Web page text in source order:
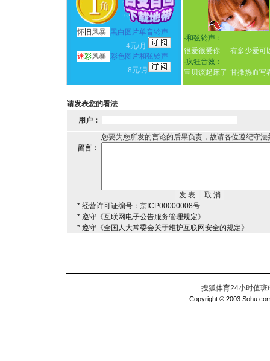
怀 旧 风暴
黑白图片单音铃声
4元/月
迷彩风暴 彩色图片和弦铃声
8元/月
·和弦铃声：
很爱很爱你
有多少爱可
·疯狂音效：
宝贝该起床了 甘撒热血写
请发表您的看法
用户：
您要为您所发的言论的后果负责，故请各位遵纪守
留言：
* 经营许可证编号：京ICP00000008号
* 遵守《互联网电子公告服务管理规定》
* 遵守《全国人大常委会关于维护互联网安全的规定》
搜狐体育24小时值
Copyright © 2003